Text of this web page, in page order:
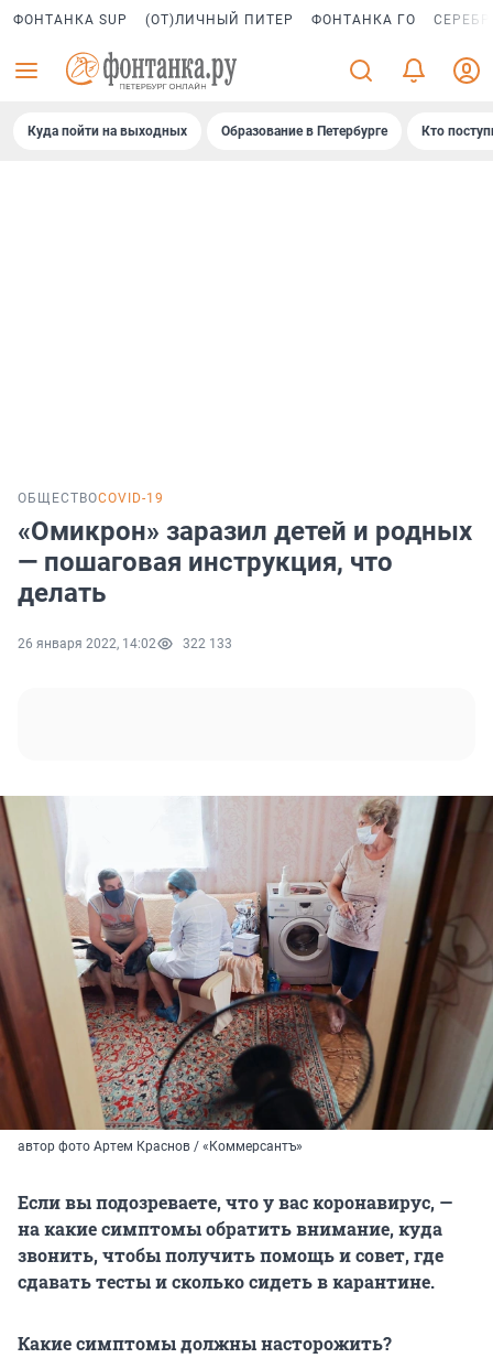
ФОНТАНКА SUP (ОТ)ЛИЧНЫЙ ПИТЕР ФОНТАНКА ГО
Куда пойти на выходных Образование в Петербурге Кто
ОБЩЕСТВОCOVID-19
«Омикрон» заразил детей и родных
— пошаговая инструкция, что
делать
26 января 2022, 14:02 322 133
автор фото Артем Краснов / «Коммерсантъ»
Если вы подозреваете, что у вас коронавирус, —
на какие симптомы обратить внимание, куда
звонить, чтобы получить помощь и совет, где
сдавать тесты и сколько сидеть в карантине.
Какие симптомы должны насторожить?